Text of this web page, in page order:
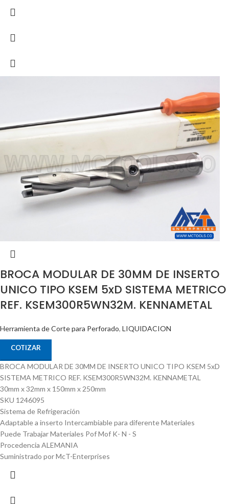
BROCA MODULAR DE 30MM DE INSERTO
UNICO TIPO KSEM 5xD SISTEMA METRICO
REF. KSEM300R5WN32M. KENNAMETAL
Herramienta de Corte para Perforado, LIQUIDACION
COTIZAR
BROCA MODULAR DE 30MM DE INSERTO UNICO TIPO KSEM 5xD
SISTEMA METRICO REF. KSEM300R5WN32M. KENNAMETAL
30mm x 32mm x 150mm x 250mm
SKU 1246095
Sistema de Refrigeración
Adaptable a inserto Intercambiable para diferente Materiales
Puede Trabajar Materiales Pof Mof K- N - S
Procedencia ALEMANIA
Suministrado por McT-Enterprises